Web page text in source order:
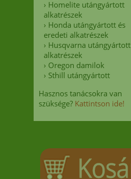
› Homelite utángyártott
alkatrészek
› Honda utángyártott és
eredeti alkatrészek
› Husqvarna utángyártott
alkatrészek
› Oregon damilok
› Sthill utángyártott
Hasznos tanácsokra van
szüksége? Kattintson ide!